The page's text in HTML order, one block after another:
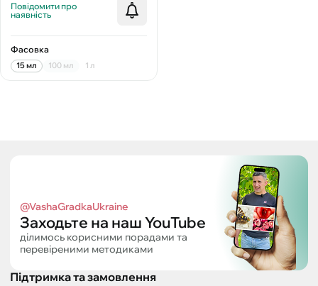
Повідомити про
наявність
Фасовка
15 мл 100 мл 1 л
@VashaGradkaUkraine
Заходьте на наш YouTube
ділимось корисними порадами та
перевіреними методиками
Підтримка та замовлення